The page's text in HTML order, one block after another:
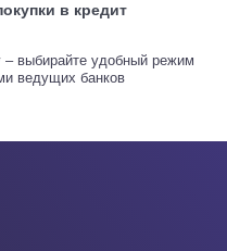
в кредит
– выбирайте удобный режим
ведущих банков